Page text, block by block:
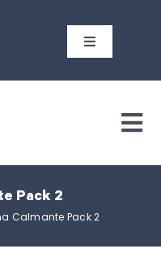
Toggle
Buscar:
WooCommerce My
Pack 2
Calmante Pack 2